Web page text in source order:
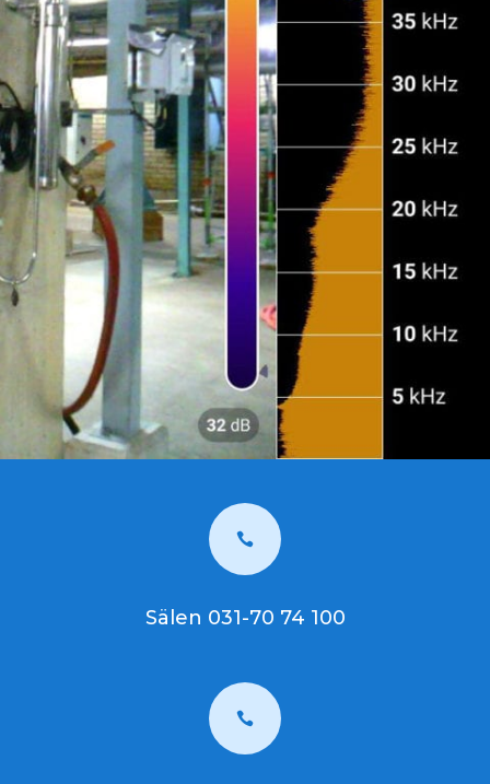

Sälen 031-70 74 100
